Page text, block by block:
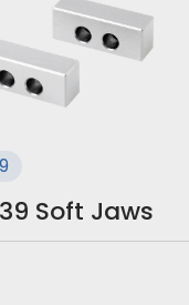
Soft Jaws